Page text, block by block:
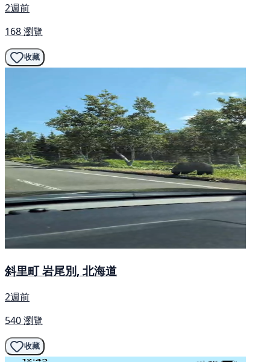
2週前
168 瀏覽
收藏
斜里町 岩尾別, 北海道
2週前
540 瀏覽
收藏